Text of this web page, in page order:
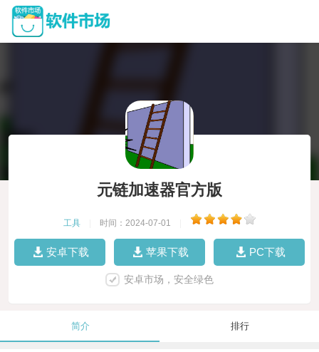
元链加速器官方版
工具 时间：2024-07-01
安卓下载 苹果下载 PC下载
安卓市场，安全绿色
简介 排行